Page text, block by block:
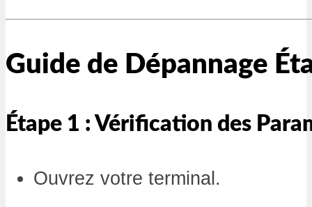
Guide de Dépannage
Étape 1 : Vérification des
Ouvrez votre terminal.